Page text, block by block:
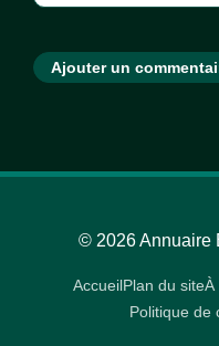
Ajouter un
© 2026 Annuaire
AccueilPlan du siteÀ
Politique de